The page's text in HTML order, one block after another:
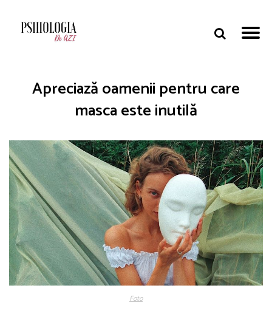
Apreciază oamenii pentru care
masca este inutilă
Foto